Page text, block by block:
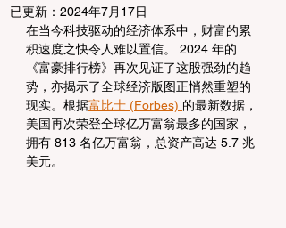
已更新： 2024年7月17日
在当今科技驱动的经济体系中，财富的累
积速度之快令人难以置信。 2024 年的
《富豪排行榜》再次见证了这股强劲的趋
势，亦揭示了全球经济版图正悄然重塑的
现实。根据富比士 (Forbes) 的最新数据，
美国再次荣登全球亿万富翁最多的国家，
拥有 813 名亿万富翁，总资产高达 5.7 兆
美元。